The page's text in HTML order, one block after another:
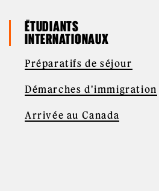
ÉTUDIANTS
INTERNATIONAUX
Préparatifs de séjour
Démarches d'immigration
Arrivée au Canada